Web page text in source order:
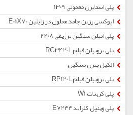
پلی استایرن معمولی 1309
اپوکسی رزین جامد محلول در زایلین E01X70
پلی اتیلن سنگین تزریقی 2208
پلی پروپیلن فیلم RG3420L
الکیل بنزن سنگین
پلی پروپیلن فیلم RP120L
پلی کربنات W1
پلی وینیل کلراید E7244